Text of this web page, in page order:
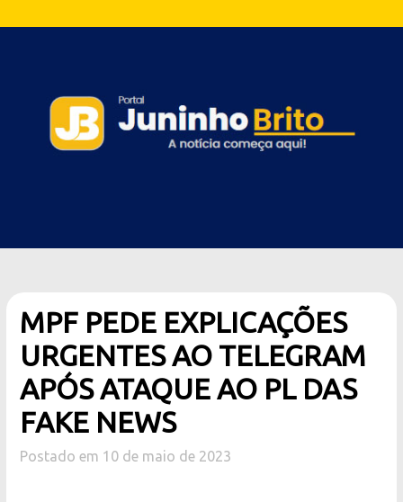
MPF PEDE EXPLICAÇÕES
URGENTES AO TELEGRAM
APÓS ATAQUE AO PL DAS
FAKE NEWS
Postado em 10 de maio de 2023